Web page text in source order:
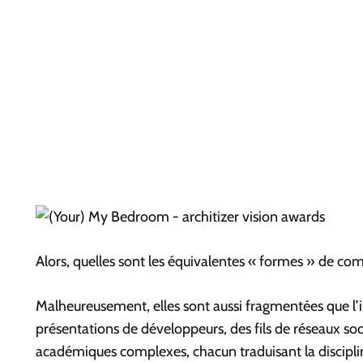
Alors, quelles sont les équivalentes « formes » de
Malheureusement, elles sont aussi fragmentées que
présentations de développeurs, des fils de réseaux
académiques complexes, chacun traduisant la